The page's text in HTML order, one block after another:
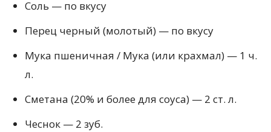
Соль — по вкусу
Перец черный (молотый) — по вкусу
Мука пшеничная / Мука (или крахмал) — 1 ч.
л.
Сметана (20% и более для соуса) — 2 ст. л.
Чеснок — 2 зуб.